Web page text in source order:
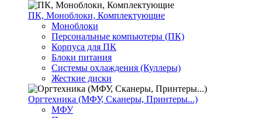
ПК, Моноблоки, Комплектующие
Моноблоки
Персональные компьютеры (ПК)
Корпуса для ПК
Блоки питания
Системы охлаждения (Куллеры)
Жесткие диски
Оргтехника (МФУ, Сканеры, Принтеры...)
МФУ